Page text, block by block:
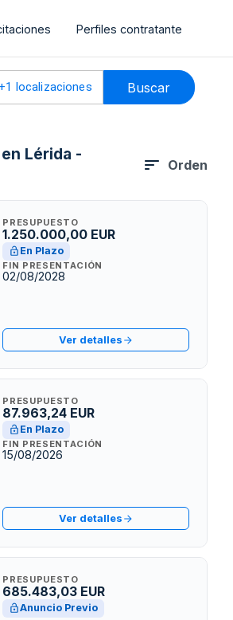
Perfiles contratante
+1 localizaciones Buscar
Lérida -
Orden
PRESUPUESTO
1.250.000,00 EUR
En Plazo
FIN PRESENTACIÓN
02/08/2028
Ver detalles
PRESUPUESTO
87.963,24 EUR
En Plazo
FIN PRESENTACIÓN
15/08/2026
Ver detalles
PRESUPUESTO
685.483,03 EUR
Anuncio Previo